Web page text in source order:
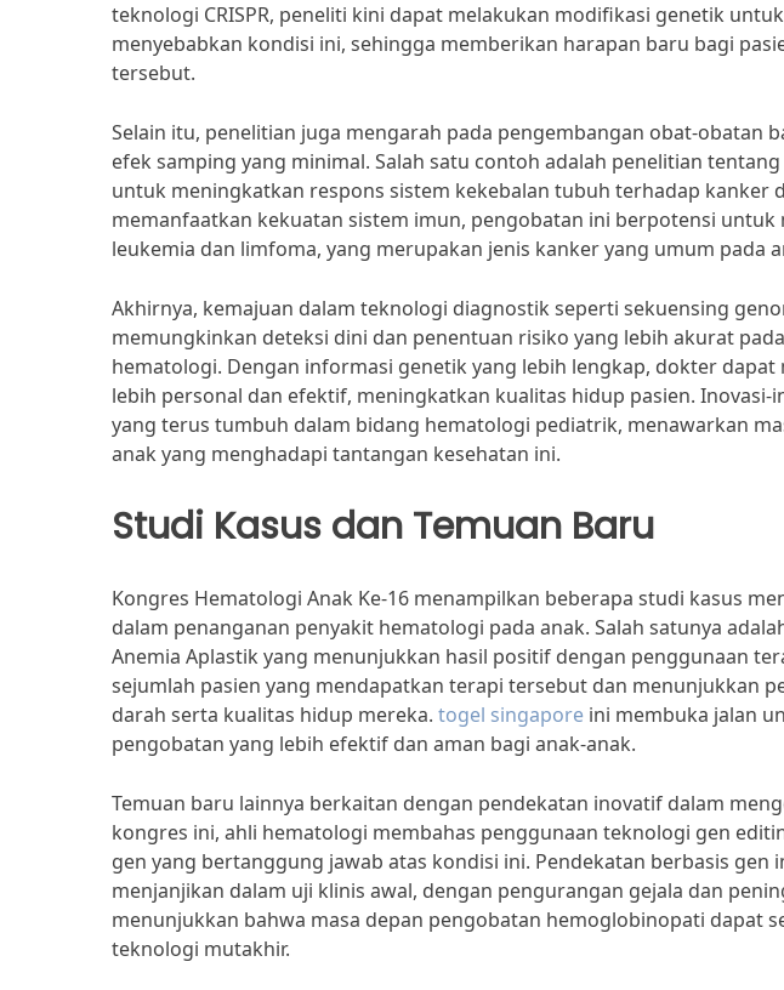
teknologi CRISPR, peneliti kini dapat melakukan modifikasi genetik
menyebabkan kondisi ini, sehingga memberikan harapan baru bagi
tersebut.
Selain itu, penelitian juga mengarah pada pengembangan obat-obatan
efek samping yang minimal. Salah satu contoh adalah penelitian
untuk meningkatkan respons sistem kekebalan tubuh terhadap kanker
memanfaatkan kekuatan sistem imun, pengobatan ini berpotensi untuk
leukemia dan limfoma, yang merupakan jenis kanker yang umum pada
Akhirnya, kemajuan dalam teknologi diagnostik seperti sekuensing
memungkinkan deteksi dini dan penentuan risiko yang lebih akurat
hematologi. Dengan informasi genetik yang lebih lengkap, dokter
lebih personal dan efektif, meningkatkan kualitas hidup pasien. Inovasi-
yang terus tumbuh dalam bidang hematologi pediatrik, menawarkan
anak yang menghadapi tantangan kesehatan ini.
Studi Kasus dan Temuan Baru
Kongres Hematologi Anak Ke-16 menampilkan beberapa studi kasus
dalam penanganan penyakit hematologi pada anak. Salah satunya
Anemia Aplastik yang menunjukkan hasil positif dengan penggunaan
sejumlah pasien yang mendapatkan terapi tersebut dan menunjukkan
darah serta kualitas hidup mereka. togel singapore ini membuka jalan
pengobatan yang lebih efektif dan aman bagi anak-anak.
Temuan baru lainnya berkaitan dengan pendekatan inovatif dalam
kongres ini, ahli hematologi membahas penggunaan teknologi gen
gen yang bertanggung jawab atas kondisi ini. Pendekatan berbasis gen
menjanjikan dalam uji klinis awal, dengan pengurangan gejala dan
menunjukkan bahwa masa depan pengobatan hemoglobinopati dapat
teknologi mutakhir.